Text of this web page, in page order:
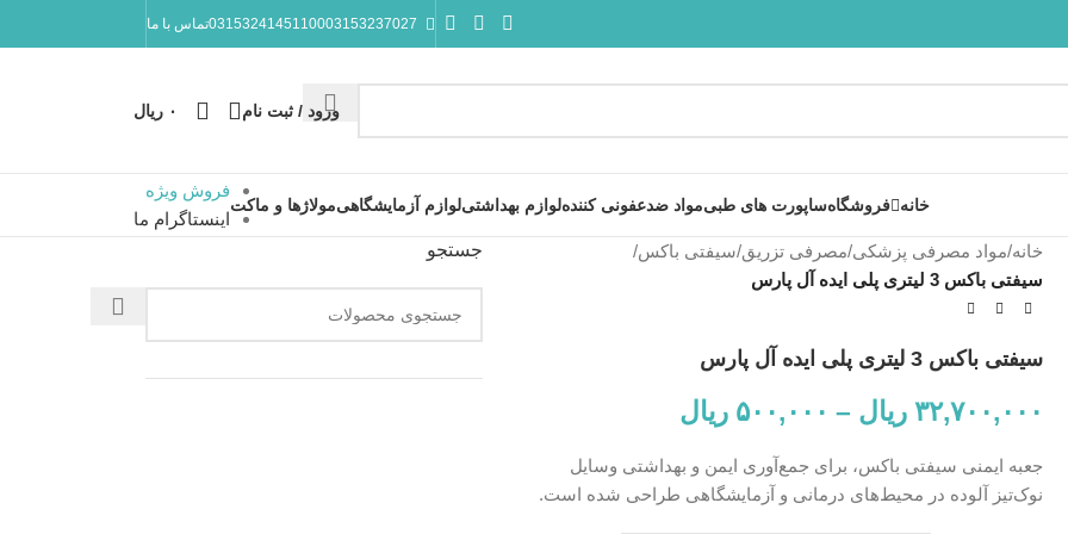
10003153237027
03153241451تماس با ما
ورود / ثبت نام ۰ ریال
خانه فروشگاهساپورت های طبیمواد ضدعفونی کنندهلوازم بهداشتیلوازم آزمایشگاهیمولاژها و ماکت
فروش ویژه
اینستاگرام ما
خانه/مواد مصرفی پزشکی/مصرفی تزریق/سیفتی باکس/
سیفتی باکس 3 لیتری پلی ایده آل پارس
سیفتی باکس 3 لیتری پلی ایده آل پارس
۳۲,۷۰۰,۰۰۰ ریال – ۵۰۰,۰۰۰ ریال
جعبه ایمنی سیفتی باکس، برای جمع‌آوری ایمن و بهداشتی وسایل
نوک‌تیز آلوده در محیط‌های درمانی و آزمایشگاهی طراحی شده است.
جستجو